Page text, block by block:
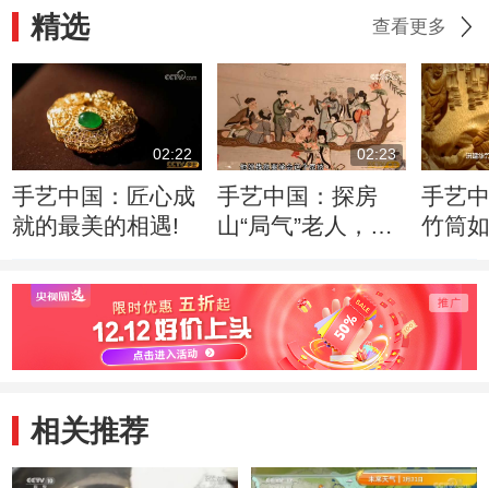
精选 查看更多
02:22
手艺中国：匠心成
就的最美的相遇!
02:23
手艺中国：探房
山“局气”老人，如
手艺
竹筒
相关推荐